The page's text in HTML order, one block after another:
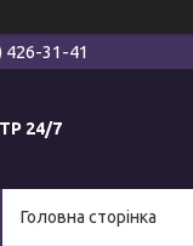
426-31-41
24/7
Головна сторінка